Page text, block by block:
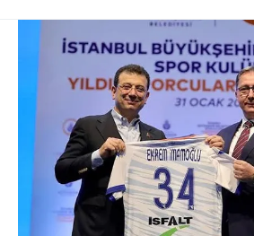
için Ayarlar butonuna tıklayabilir,
Metnimiziziyaret edebilirsiniz.
6698 sayılı Kişisel Verilerin
hazırlanmış Aydınlatma Metnimizi
ilgili mevzuata uygun olarak
almak için lütfentıklayınız.